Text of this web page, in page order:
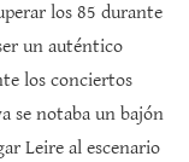
los 85 durante
un auténtico
los conciertos
se notaba un bajón
Leire al escenario